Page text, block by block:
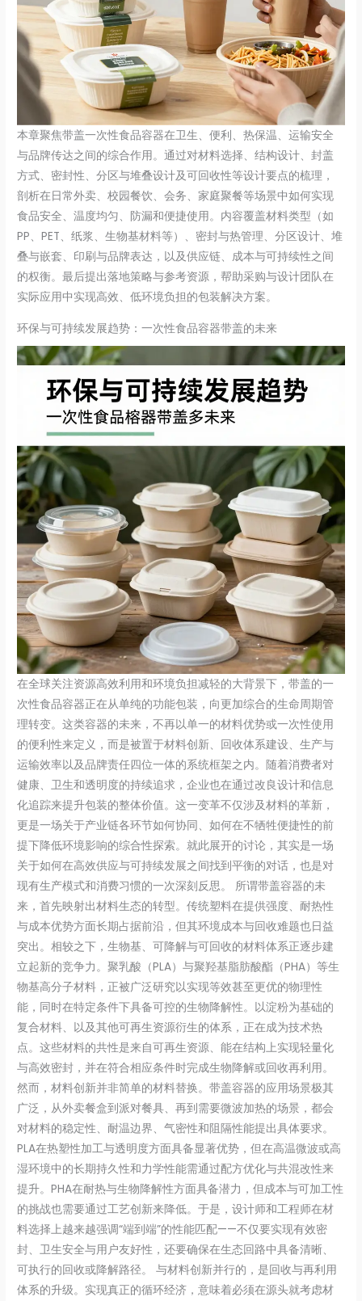
本章聚焦带盖一次性食品容器在卫生、便利、热保温、运输安全
与品牌传达之间的综合作用。通过对材料选择、结构设计、封盖
方式、密封性、分区与堆叠设计及可回收性等设计要点的梳理，
剖析在日常外卖、校园餐饮、会务、家庭聚餐等场景中如何实现
食品安全、温度均匀、防漏和便捷使用。内容覆盖材料类型（如
PP、PET、纸浆、生物基材料等）、密封与热管理、分区设计、堆
叠与嵌套、印刷与品牌表达，以及供应链、成本与可持续性之间
的权衡。最后提出落地策略与参考资源，帮助采购与设计团队在
实际应用中实现高效、低环境负担的包装解决方案。
环保与可持续发展趋势：一次性食品容器带盖的未来
在全球关注资源高效利用和环境负担减轻的大背景下，带盖的一
次性食品容器正在从单纯的功能包装，向更加综合的生命周期管
理转变。这类容器的未来，不再以单一的材料优势或一次性使用
的便利性来定义，而是被置于材料创新、回收体系建设、生产与
运输效率以及品牌责任四位一体的系统框架之内。随着消费者对
健康、卫生和透明度的持续追求，企业也在通过改良设计和信息
化追踪来提升包装的整体价值。这一变革不仅涉及材料的革新，
更是一场关于产业链各环节如何协同、如何在不牺牲便捷性的前
提下降低环境影响的综合性探索。就此展开的讨论，其实是一场
关于如何在高效供应与可持续发展之间找到平衡的对话，也是对
现有生产模式和消费习惯的一次深刻反思。 所谓带盖容器的未
来，首先映射出材料生态的转型。传统塑料在提供强度、耐热性
与成本优势方面长期占据前沿，但其环境成本与回收难题也日益
突出。相较之下，生物基、可降解与可回收的材料体系正逐步建
立起新的竞争力。聚乳酸（PLA）与聚羟基脂肪酸酯（PHA）等生
物基高分子材料，正被广泛研究以实现等效甚至更优的物理性
能，同时在特定条件下具备可控的生物降解性。以淀粉为基础的
复合材料、以及其他可再生资源衍生的体系，正在成为技术热
点。这些材料的共性是来自可再生资源、能在结构上实现轻量化
与高效密封，并在符合相应条件时完成生物降解或回收再利用。
然而，材料创新并非简单的材料替换。带盖容器的应用场景极其
广泛，从外卖餐盒到派对餐具、再到需要微波加热的场景，都会
对材料的稳定性、耐温边界、气密性和阻隔性能提出具体要求。
PLA在热塑性加工与透明度方面具备显著优势，但在高温微波或高
湿环境中的长期持久性和力学性能需通过配方优化与共混改性来
提升。PHA在耐热与生物降解性方面具备潜力，但成本与可加工性
的挑战也需要通过工艺创新来降低。于是，设计师和工程师在材
料选择上越来越强调“端到端”的性能匹配——不仅要实现有效密
封、卫生安全与用户友好性，还要确保在生态回路中具备清晰、
可执行的回收或降解路径。 与材料创新并行的，是回收与再利用
体系的升级。实现真正的循环经济，意味着必须在源头就考虑材